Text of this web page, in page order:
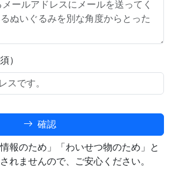
）
確認
報のため」「わいせつ物のため」と
れませんので、ご安心ください。